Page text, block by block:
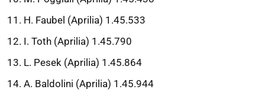
H. Faubel (Aprilia) 1.45.533
I. Toth (Aprilia) 1.45.790
L. Pesek (Aprilia) 1.45.864
A. Baldolini (Aprilia) 1.45.944